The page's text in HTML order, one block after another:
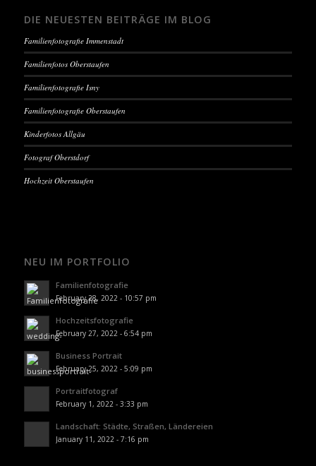
DIE NEUESTEN BEITRÄGE IM BLOG
Familienfotografie Immenstadt
Familienfotos Oberstaufen
Familienfotografie Isny
Familienfotografie Oberstaufen
Kinderfotos Allgäu
Fotograf Oberstdorf
Hochzeit Oberstaufen
NEU IM PORTFOLIO
Familienfotografie
February 28, 2022 - 10:57 pm
Hochzeitsfotografie
February 27, 2022 - 6:54 pm
Business Portrait
February 25, 2022 - 5:09 pm
Portraitfotograf
February 1, 2022 - 3:33 pm
Landschaft: Städte, Straßen, Ländereien
January 11, 2022 - 7:16 pm